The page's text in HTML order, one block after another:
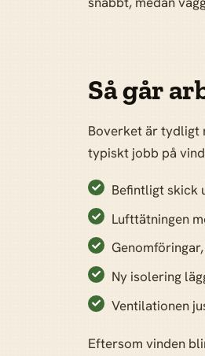
Så går
Boverket är tydligt
typiskt jobb på
Befintligt skick
Lufttätningen
Ny isolering
Ventilationen
Eftersom vinden